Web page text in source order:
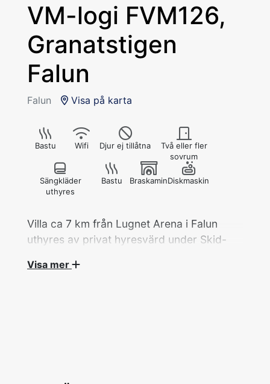
VM-logi FVM126,
Granatstigen
Falun
Falun Visa på karta
Bastu Wifi Djur ej tillåtna
Två eller fler
sovrum
Sängkläder
uthyres
Bastu BraskaminDiskmaskin
Villa ca 7 km från Lugnet Arena i Falun
uthyres av privat hyresvärd under Skid-
Visa mer